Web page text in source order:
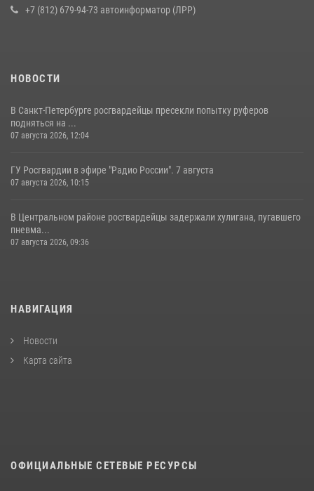
+7 (812) 679-94-73 автоинформатор (ЛРР)
НОВОСТИ
В Санкт-Петербурге росгвардейцы пресекли попытку руферов
подняться на ...
07 августа 2026, 12:04
ГУ Росгвардии в эфире "Радио России". 7 августа
07 августа 2026, 10:15
В Центральном районе росгвардейцы задержали хулигана, пугавшего
пневма...
07 августа 2026, 09:36
НАВИГАЦИЯ
Новости
Карта сайта
ОФИЦИАЛЬНЫЕ СЕТЕВЫЕ РЕСУРСЫ